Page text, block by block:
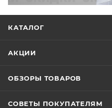
КАТАЛОГ
АКЦИИ
ОБЗОРЫ ТОВАРОВ
СОВЕТЫ ПОКУПАТЕЛЯМ